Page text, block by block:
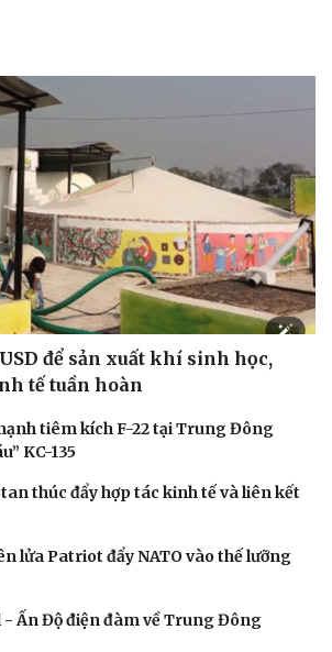
Công nghệ
Tin Công nghệ
để sản xuất khí sinh học,
tế tuần hoàn
tiêm kích F-22 tại Trung Đông
KC-135
thúc đẩy hợp tác kinh tế và liên kết
lửa Patriot đẩy NATO vào thế lưỡng
- Ấn Độ điện đàm về Trung Đông